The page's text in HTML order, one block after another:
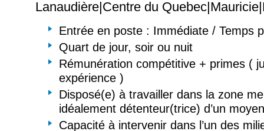
Lanaudière|Centre du
Entrée en poste : Immédiate / Temps
Quart de jour, soir ou nuit
Rémunération compétitive + primes (
expérience )
Disposé(e) à travailler dans la zone
idéalement détenteur(trice) d’un
Capacité à intervenir dans l’un des